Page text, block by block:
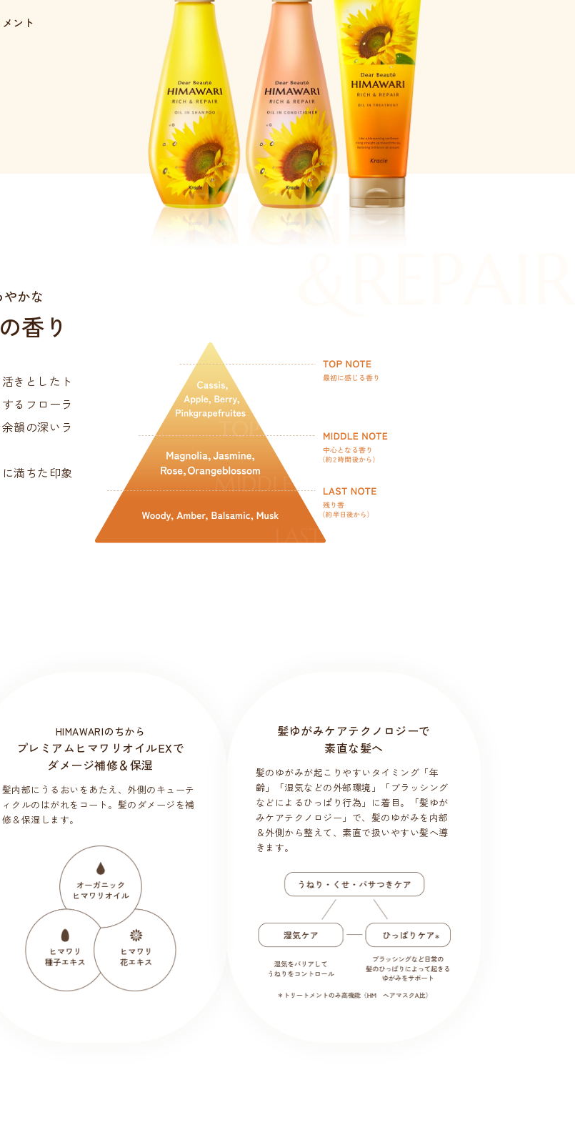
ント
RICH
かな
香り
きとしたト
るフローラ
韻の深いラ
満ちた印象
HIMAWARIのちから
プレミアムヒマワリオイルEXで
ダメージ補修＆保湿
髪内部にうるおいをあたえ、外側のキューテ
ィクルのはがれをコート。髪のダメージを補
修＆保湿します。
髪ゆがみケアテクノロジーで
素直な髪へ
髪のゆがみが起こりやすいタイミング「年
齢」「湿気などの外部環境」「ブラッシング
などによるひっぱり行為」に着目。「髪ゆが
みケアテクノロジー」で、髪のゆがみを内部
＆外側から整えて、素直で扱いやすい髪へ導
きます。